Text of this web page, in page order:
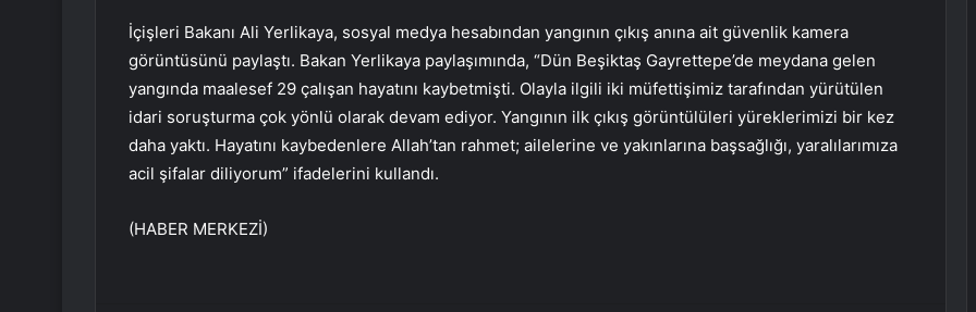
İçişleri Bakanı Ali Yerlikaya, sosyal medya hesabından yangının çıkış anına ait güvenlik kamera
görüntüsünü paylaştı. Bakan Yerlikaya paylaşımında, “Dün Beşiktaş Gayrettepe’de meydana gelen
yangında maalesef 29 çalışan hayatını kaybetmişti. Olayla ilgili iki müfettişimiz tarafından yürütülen
idari soruşturma çok yönlü olarak devam ediyor. Yangının ilk çıkış görüntülüleri yüreklerimizi bir kez
daha yaktı. Hayatını kaybedenlere Allah’tan rahmet; ailelerine ve yakınlarına başsağlığı, yaralılarımıza
acil şifalar diliyorum” ifadelerini kullandı.
(HABER MERKEZİ)